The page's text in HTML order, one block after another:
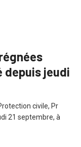
depuis jeudi
civile, Pr
21 septembre, à